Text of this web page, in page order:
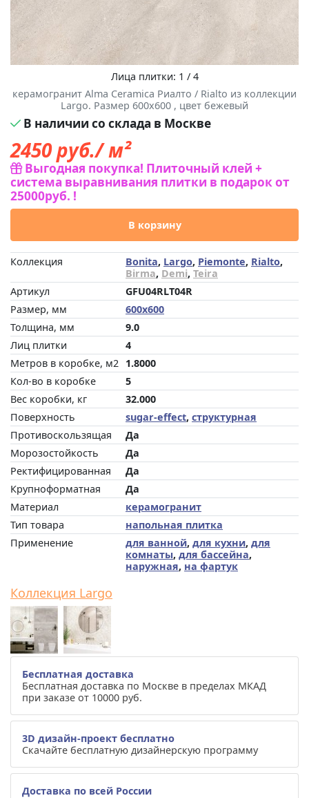
Лица плитки: 1 / 4
керамогранит Alma Ceramica Риалто / Rialto из коллекции
Largo. Размер 600x600 , цвет бежевый
В наличии со склада в Москве
2450руб./ м²
Выгодная покупка! Плиточный клей +
система выравнивания плитки в подарок от
25000руб. !
В корзину
Коллекция Bonita, Largo, Piemonte, Rialto,
Birma, Demi, Teira
Артикул
GFU04RLT04R
Размер, мм
600x600
Толщина, мм
9.0
Лиц плитки
4
Метров в коробке, м2 1.8000
Кол-во в коробке
5
Вес коробки, кг
32.000
Поверхность
sugar-effect, структурная
Противоскользящая
Да
Морозостойкость
Да
Ректифицированная
Да
Крупноформатная
Да
Материал
керамогранит
Тип товара
напольная плитка
Применение
для ванной, для кухни, для
комнаты, для бассейна,
наружная, на фартук
Коллекция Largo
Бесплатная доставка
Бесплатная доставка по Москве в пределах МКАД
при заказе от 10000 руб.
3D дизайн-проект бесплатно
Скачайте бесплатную дизайнерскую программу
Доставка по всей России